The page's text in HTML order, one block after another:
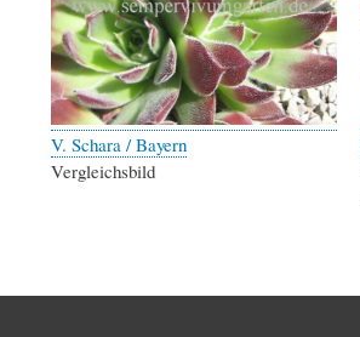
V. Schara / Bayern
Vergleichsbild